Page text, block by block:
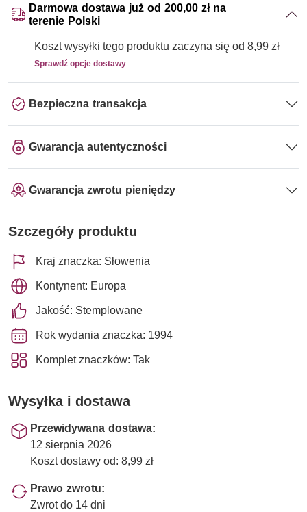
Darmowa dostawa już od 200,00 zł na
terenie Polski
Koszt wysyłki tego produktu zaczyna się od 8,99 zł
Sprawdź opcje dostawy
Bezpieczna transakcja
Gwarancja autentyczności
Gwarancja zwrotu pieniędzy
Szczegóły produktu
Kraj znaczka: Słowenia
Kontynent: Europa
Jakość: Stemplowane
Rok wydania znaczka: 1994
Komplet znaczków: Tak
Wysyłka i dostawa
Przewidywana dostawa:
12 sierpnia 2026
Koszt dostawy od: 8,99 zł
Prawo zwrotu:
Zwrot do 14 dni